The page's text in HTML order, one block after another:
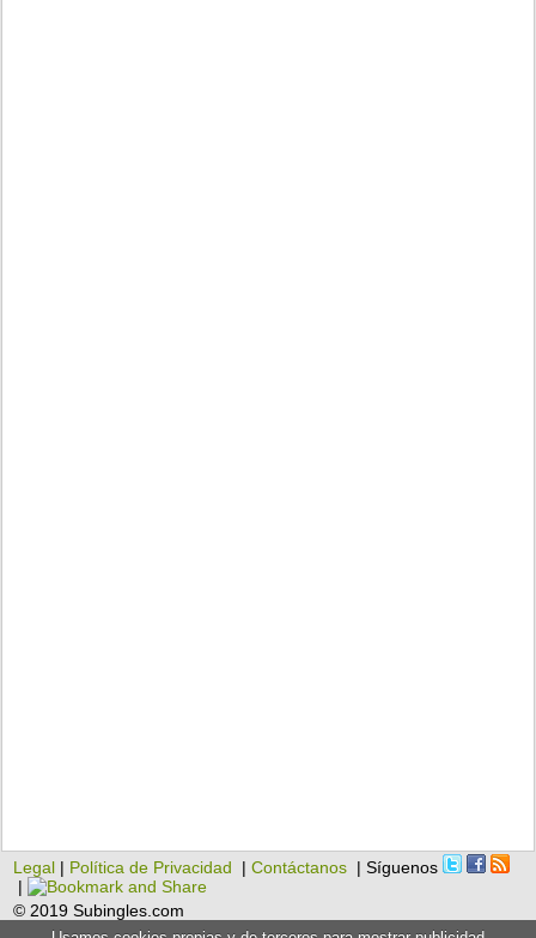
Legal | Política de Privacidad |Contáctanos | Síguenos
|
© 2019 Subingles.com